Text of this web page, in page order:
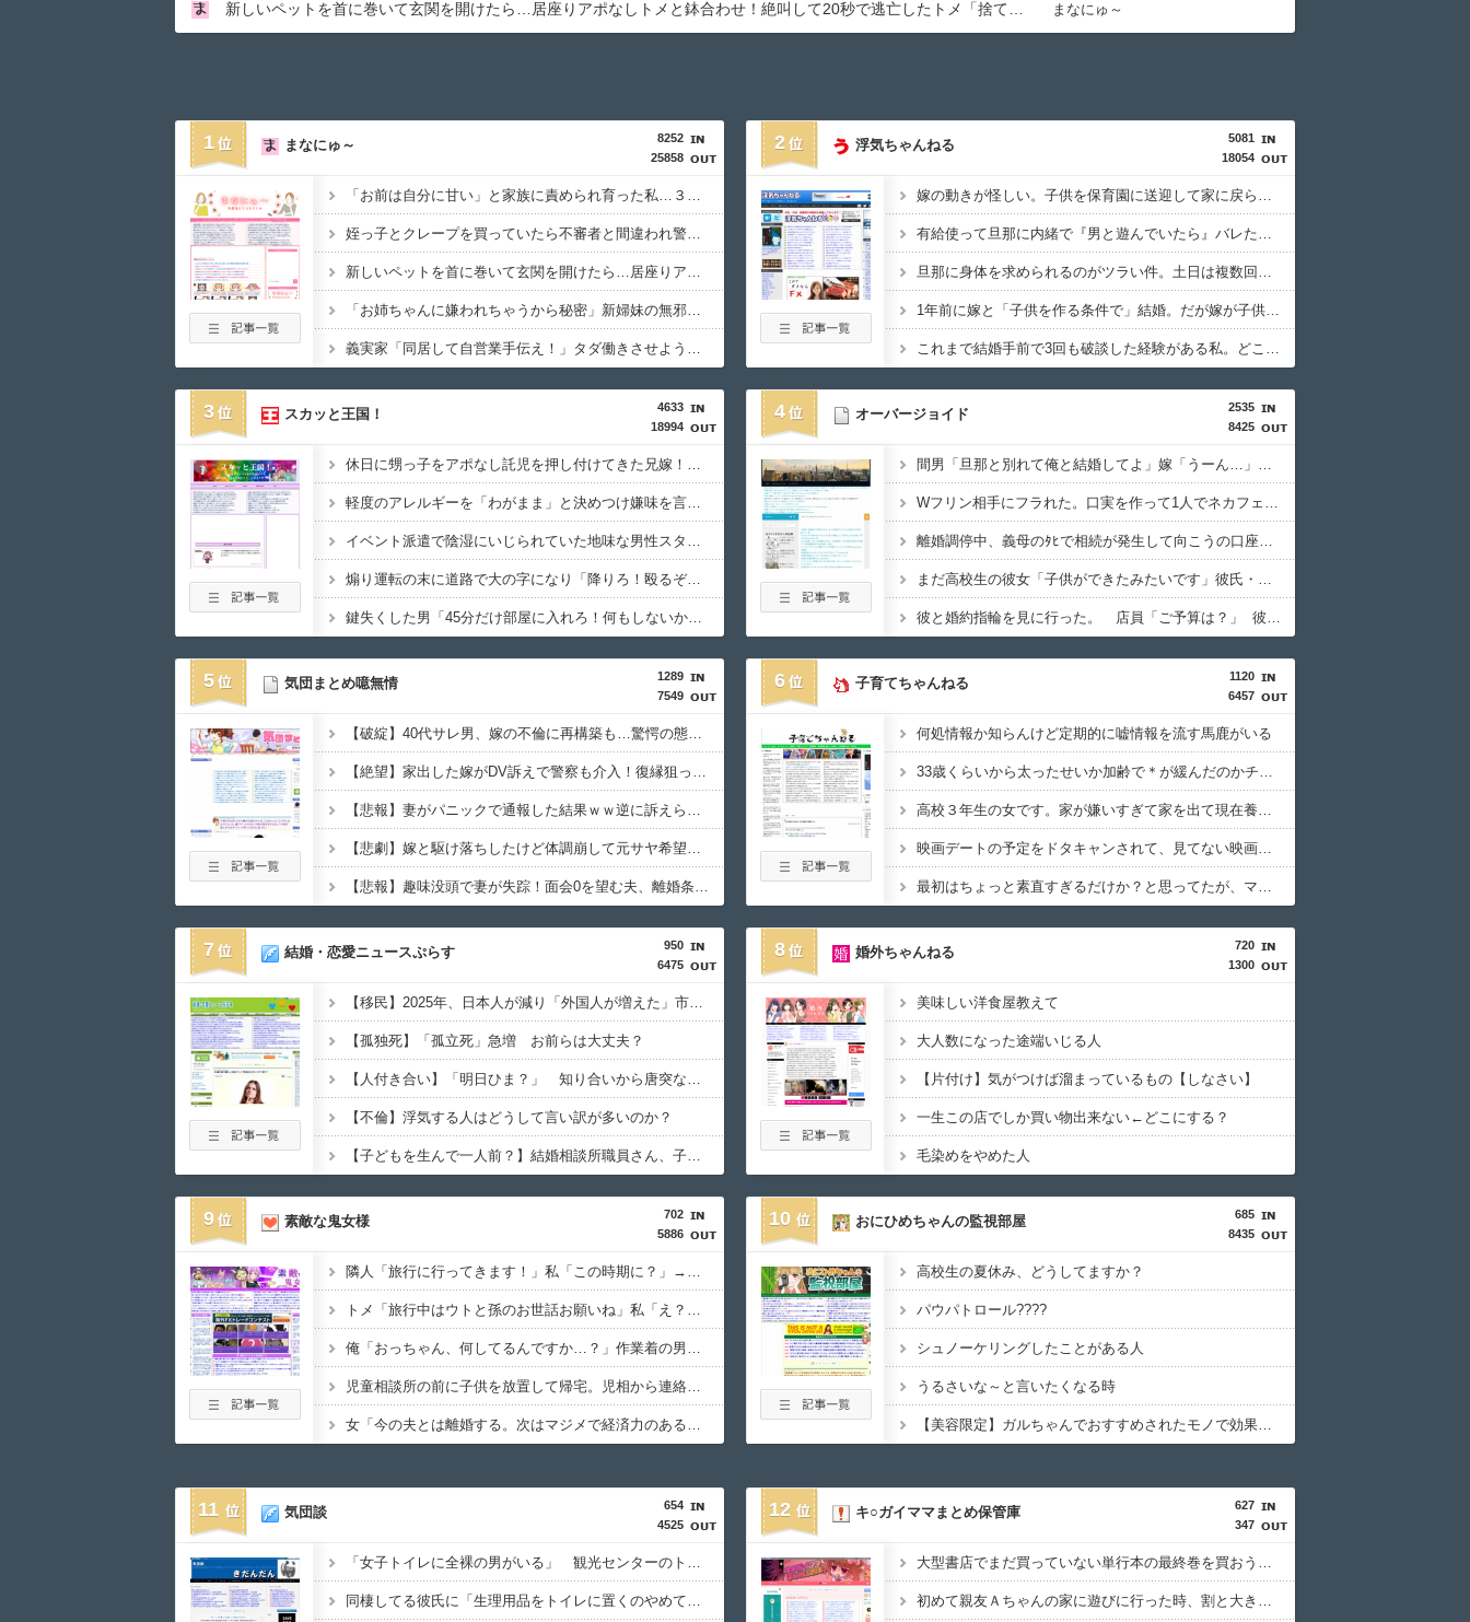
まなにゅ～
1
8252
25858
まなにゅ～
「お前は自分に甘い」と家族に責められ育った私…３０歳の時、真夏に重度の熱中症で救急搬送された結果→会社の人たちから叩きつけられた「衝撃の事実」に絶句
姪っ子とクレープを買っていたら不審者と間違われ警察沙汰にｗ必死にかばってくれた姪の一言に泣きそうになった件←必死の弁明が逆に不憫すぎて草
新しいペットを首に巻いて玄関を開けたら…居座りアポなしトメと鉢合わせ！絶叫して20秒で逃亡したトメ「捨てないと二度と行ってあげない！」←もう来なくて大丈夫ですｗ
「お姉ちゃんに嫌われちゃうから秘密」新婦妹の無邪気な一言で新郎のゲス行為が全バレ…修羅場と化した式場は食事会に変更され新郎は悲惨な末路へ←警察に通報されてもおかしくないレベル
義実家「同居して自営業手伝え！」タダ働きさせようとする義両親に時給3000円・残業なし等の「現実的条件」を提示したら、ブチギレられて絶句ｗｗ←タダで働く嫁がいるわけないだろ
2
5081
18054
浮気ちゃんねる
嫁の動きが怪しい。子供を保育園に送迎して家に戻らず誰かとコーヒーを飲んでる
有給使って旦那に内緒で『男と遊んでいたら』バレた結果・・・
旦那に身体を求められるのがツラい件。土日は複数回。相手の性欲を衰退させたい
1年前に嫁と「子供を作る条件で」結婚。だが嫁が子供を作れない体だと知ったので離婚へ。
これまで結婚手前で3回も破談した経験がある私。どこで相手を見分ければいいんだ？
3
4633
18994
スカッと王国！
休日に甥っ子をアポなし託児を押し付けてきた兄嫁！「テレビでも見せといてw」と言うので『Gガンダム』を一気見させた結果……甥っ子が重度の中二病を発症して家で大暴れｗｗ
軽度のアレルギーを「わがまま」と決めつけ嫌味を言ってきた友人、その子どもが重度のアレルギー持ちだと判明した途端、過去の嫌がらせを「えーそうだったっけ？」と白々しくスルー
イベント派遣で陰湿にいじられていた地味な男性スタッフ。ある日、高さ3mの階段から落ちかけた子どもをパルクールで爆走＆ダイブし間一髪で救出！職場の手のひら返しと評価爆上げが凄まじかったｗｗ
煽り運転の末に道路で大の字になり「降りろ！殴るぞ！」とドアを強引に開けようとしてきたヒゲ面おじさん！「前後のドラレコに全部映ってますよ？警察行きますね」と伝えたら半泣きで謝罪ｗｗ
鍵失くした男「45分だけ部屋に入れろ！何もしないから！」→女子大生「無理です（警察呼びます）」→男「熱中症になれってか！使えないな！」完全に不審者で草ｗｗｗ
4
2535
8425
オーバージョイド
間男「旦那と別れて俺と結婚してよ」嫁「うーん…」間男(強行突破してやる！) → 嫁「あー朝帰りしちゃったよ……」俺「おい」嫁「！！」
Wフリン相手にフラれた。口実を作って1人でネカフェで号泣してる。明日は三者面談があるから早く母親に戻らないといけないけど精神的にボロボロでどうすればいいのかわからない………
離婚調停中、義母のﾀﾋで相続が発生して向こうの口座に4000万もある事が分かったんだけど、ざっくり半分がこちらに分与でしょ…….？
まだ高校生の彼女「子供ができたみたいです」彼氏・彼氏家族「産むのは無理だ。金は払うからオロしてくれ」彼女「…わかりました」 → なんと10数年後に……..
彼と婚約指輪を見に行った。 店員「ご予算は？」 彼氏「80万円くらいで。最大で90万円かな…」 80万w 私の価値は80万かwww なんか悔しい………負け組って感じで
5
1289
7549
気団まとめ噫無情
【破綻】40代サレ男、嫁の不倫に再構築も…驚愕の態度とはｗｗｗｗ
【絶望】家出した嫁がDV訴えで警察も介入！復縁狙ったはげの末路がやばいｗｗｗｗ
【悲報】妻がパニックで通報した結果ｗｗ逆に訴えられたｗｗｗ
【悲劇】嫁と駆け落ちしたけど体調崩して元サヤ希望…そりゃないわwww
【悲報】趣味没頭で妻が失踪！面会0を望む夫、離婚条件に悩む…その理由がこれ
6
1120
6457
子育てちゃんねる
何処情報か知らんけど定期的に嘘情報を流す馬鹿がいる
33歳くらいから太ったせいか加齢で＊が緩んだのかチョビッと漏れるようになった
高校３年生の女です。家が嫌いすぎて家を出て現在養護施設で暮らしています
映画デートの予定をドタキャンされて、見てない映画のチケ代を奢らされて、これはダメだと思って別れたよ
最初はちょっと素直すぎるだけか？と思ってたが、マウンティング癖が凄まじいと分かって切った友人がいた
7
950
6475
結婚・恋愛ニュースぷらす
【移民】2025年、日本人が減り「外国人が増えた」市区町村ランキング…5位は埼玉県川口市、4位京都市 トップ3は？
【孤独死】「孤立死」急増 お前らは大丈夫？
【人付き合い】「明日ひま？」 知り合いから唐突なメッセージがきたらどうする？
【不倫】浮気する人はどうして言い訳が多いのか？
【子どもを生んで一人前？】結婚相談所職員さん、子なし女性にド正論を述べてしまう…
8
720
1300
婚外ちゃんねる
美味しい洋食屋教えて
大人数になった途端いじる人
【片付け】気がつけば溜まっているもの【しなさい】
一生この店でしか買い物出来ない←どこにする？
毛染めをやめた人
9
702
5886
素敵な鬼女様
隣人「旅行に行ってきます！」私「この時期に？」→ノーマスクで出掛ける姿を見てモヤモヤが止まらず…
トメ「旅行中はウトと孫のお世話お願いね」私「え？」夫「それくらいやってやれよ」→まさかの丸投げに困惑して…
俺「おっちゃん、何してるんですか…？」作業着の男性「…」→歩道橋の上で目にした光景に言葉を失った…
児童相談所の前に子供を放置して帰宅。児相から連絡が来ても、もう養育する意思が無いから放置していいかな？
女「今の夫とは離婚する。次はマジメで経済力のある男と結婚したいな」私「幸せになってね！」→産科の授乳室で出会った女性のその後が・・・
10
685
8435
おにひめちゃんの監視部屋
高校生の夏休み、どうしてますか？
パウパトロール????
シュノーケリングしたことがある人
うるさいな～と言いたくなる時
【美容限定】ガルちゃんでおすすめされたモノで効果があったモノ、無かったモノ
11
654
4525
気団談
「女子トイレに全裸の男がいる」 観光センターのトイレに侵入した男（49）を逮捕
同棲してる彼氏に「生理用品をトイレに置くのやめてほしい」と言われた
12
627
347
キ○ガイママまとめ保管庫
大型書店でまだ買っていない単行本の最終巻を買おうとしたら最新刊が売り場になかった。
初めて親友Ａちゃんの家に遊びに行った時、割と大き目な飾り棚にみっちり人形が飾られてた。